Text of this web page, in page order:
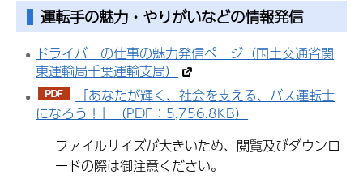
運転手の魅力・やりがいなどの情報発信
ドライバーの仕事の魅力発信ページ（国土交通省関
東運輸局千葉運輸支局）
「あなたが輝く、社会を支える、バス運転士
になろう！」（PDF：5,756.8KB）
ファイルサイズが大きいため、閲覧及びダウンロ
ードの際は御注意ください。